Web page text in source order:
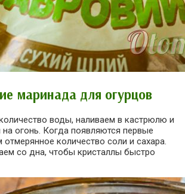
маринада для огурцов
воды, наливаем в кастрюлю и
на огонь. Когда появляются первые
количество соли и сахара.
со дна, чтобы кристаллы быстро